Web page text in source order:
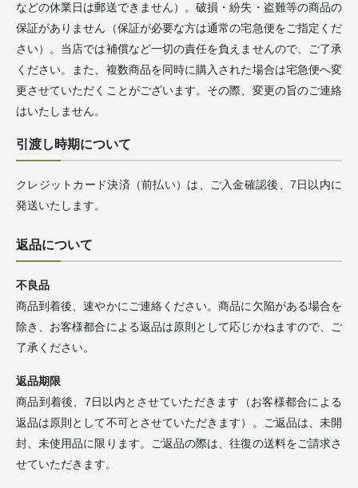
などの休業日は郵送できません）。破損・紛失・盗難等の商品の
保証がありません（保証が必要な方は通常の宅急便をご指定くだ
さい）。当店では補償など一切の責任を負えませんので、ご了承
ください。また、複数商品を同時に購入された場合は宅急便へ変
更させていただくことがございます。その際、変更の旨のご連絡
はいたしません。
引渡し時期について
クレジットカード決済（前払い）は、ご入金確認後、7日以内に
発送いたします。
返品について
不良品
商品到着後、速やかにご連絡ください。商品に欠陥がある場合を
除き、お客様都合による返品は原則として応じかねますので、ご
了承ください。
返品期限
商品到着後、7日以内とさせていただきます（お客様都合による
返品は原則として不可とさせていただきます）。ご返品は、未開
封、未使用品に限ります。ご返品の際は、往復の送料をご請求さ
せていただきます。